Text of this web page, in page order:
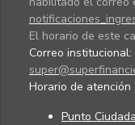
El horario de este
Correo institucional:
Horario de atención
Punto